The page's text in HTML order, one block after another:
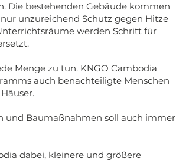
Die bestehenden Gebäude kommen
unzureichend Schutz gegen Hitze
werden Schritt für
Menge zu tun. KNGO Cambodia
auch benachteiligte Menschen
und Baumaßnahmen soll auch immer
dabei, kleinere und größere